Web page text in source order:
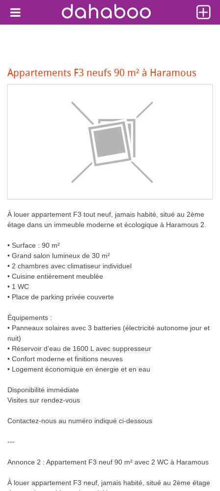
Appartements F3 neufs 90 m² à Haramous
À louer appartement F3 tout neuf, jamais habité, situé au 2ème
étage dans un immeuble moderne et écologique à Haramous 2.
• Surface : 90 m²
• Grand salon lumineux de 30 m²
• 2 chambres avec climatiseur individuel
• Cuisine entièrement meublée
• 1 WC
• Place de parking privée couverte
Équipements :
• Panneaux solaires avec 3 batteries (électricité autonome jour et
nuit)
• Réservoir d’eau de 1600 L avec suppresseur
• Confort moderne et finitions neuves
• Logement économique en énergie et en eau
Disponibilité immédiate
Visites sur rendez-vous
Contactez-nous au numéro indiqué ci-dessous
---
Annonce 2 : Appartement F3 neuf 90 m² avec 2 WC à Haramous
À louer appartement F3 neuf, jamais habité, situé au 2ème étage